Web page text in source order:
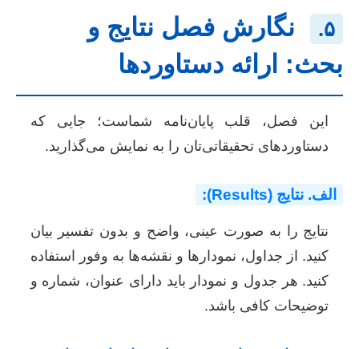
۵.
نگارش فصل نتایج و
بحث: ارائه دستاوردها
این فصل، قلب پایان‌نامه شماست؛ جایی که
دستاوردهای تحقیقاتی‌تان را به نمایش می‌گذارید.
الف. نتایج (Results):
نتایج را به صورت عینی، واضح و بدون تفسیر بیان
کنید. از جداول، نمودارها و نقشه‌ها به وفور استفاده
کنید. هر جدول و نمودار باید دارای عنوان، شماره و
توضیحات کافی باشد.